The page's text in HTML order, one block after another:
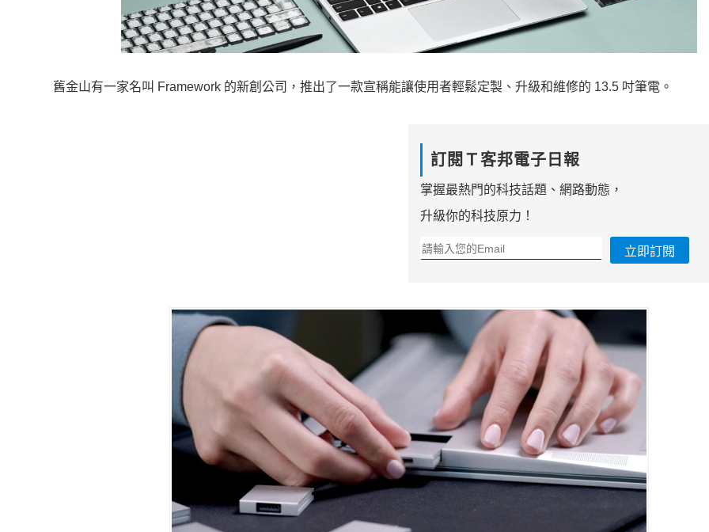
舊金山有一家名叫 Framework 的新創公司，推出了一款宣稱能讓使用者輕鬆定製、升級和維修的 13.5 吋筆電。
訂閱Ｔ客邦電子日報
掌握最熱門的科技話題、網路動態，
升級你的科技原力！
立即訂閱